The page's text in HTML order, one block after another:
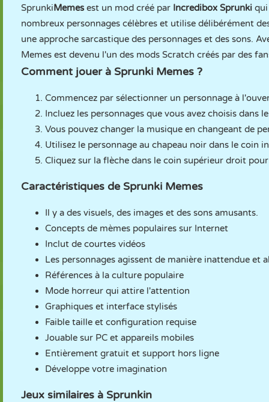
SprunkiMemesest un mod créé par Incredibox Sprunki
nombreux personnages célèbres et utilise délibérément
une approche sarcastique des personnages et des sons.
Memes est devenu l'un des mods Scratch créés par des
Comment jouer à Sprunki Memes ?
Commencez par sélectionner un personnage à
Incluez les personnages que vous avez choisis dans
Vous pouvez changer la musique en changeant de
Utilisez le personnage au chapeau noir dans le coin
Cliquez sur la flèche dans le coin supérieur droit
Caractéristiques de Sprunki Memes
Il y a des visuels, des images et des sons amusants.
Concepts de mèmes populaires sur Internet
Inclut de courtes vidéos
Les personnages agissent de manière inattendue et
Références à la culture populaire
Mode horreur qui attire l'attention
Graphiques et interface stylisés
Faible taille et configuration requise
Jouable sur PC et appareils mobiles
Entièrement gratuit et support hors ligne
Développe votre imagination
Jeux similaires à Sprunkin